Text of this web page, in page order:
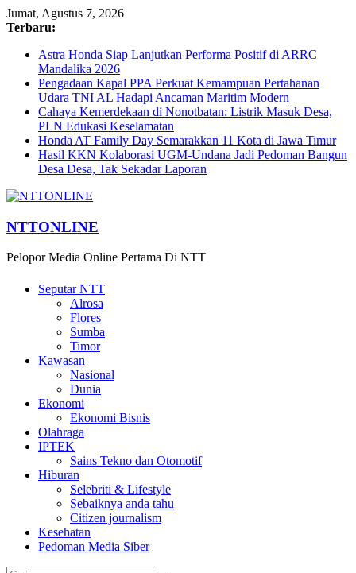
Jumat, Agustus 7, 2026
Terbaru:
Astra Honda Siap Lanjutkan Performa Positif di ARRC
Mandalika 2026
Pengadaan Kapal PPA Perkuat Kemampuan Pertahanan
Udara TNI AL Hadapi Ancaman Maritim Modern
Cahaya Kemerdekaan di Nonotbatan: Listrik Masuk Desa,
PLN Edukasi Keselamatan
Honda AT Family Day Semarakkan 11 Kota di Jawa Timur
Hasil KKN Kolaborasi UGM-Undana Jadi Pedoman Bangun
Desa Desa, Tak Sekadar Laporan
NTTONLINE
Pelopor Media Online Pertama Di NTT
Seputar NTT
Alrosa
Flores
Sumba
Timor
Kawasan
Nasional
Dunia
Ekonomi
Ekonomi Bisnis
Olahraga
IPTEK
Sains Tekno dan Otomotif
Hiburan
Selebriti & Lifestyle
Sebaiknya anda tahu
Citizen journalism
Kesehatan
Pedoman Media Siber